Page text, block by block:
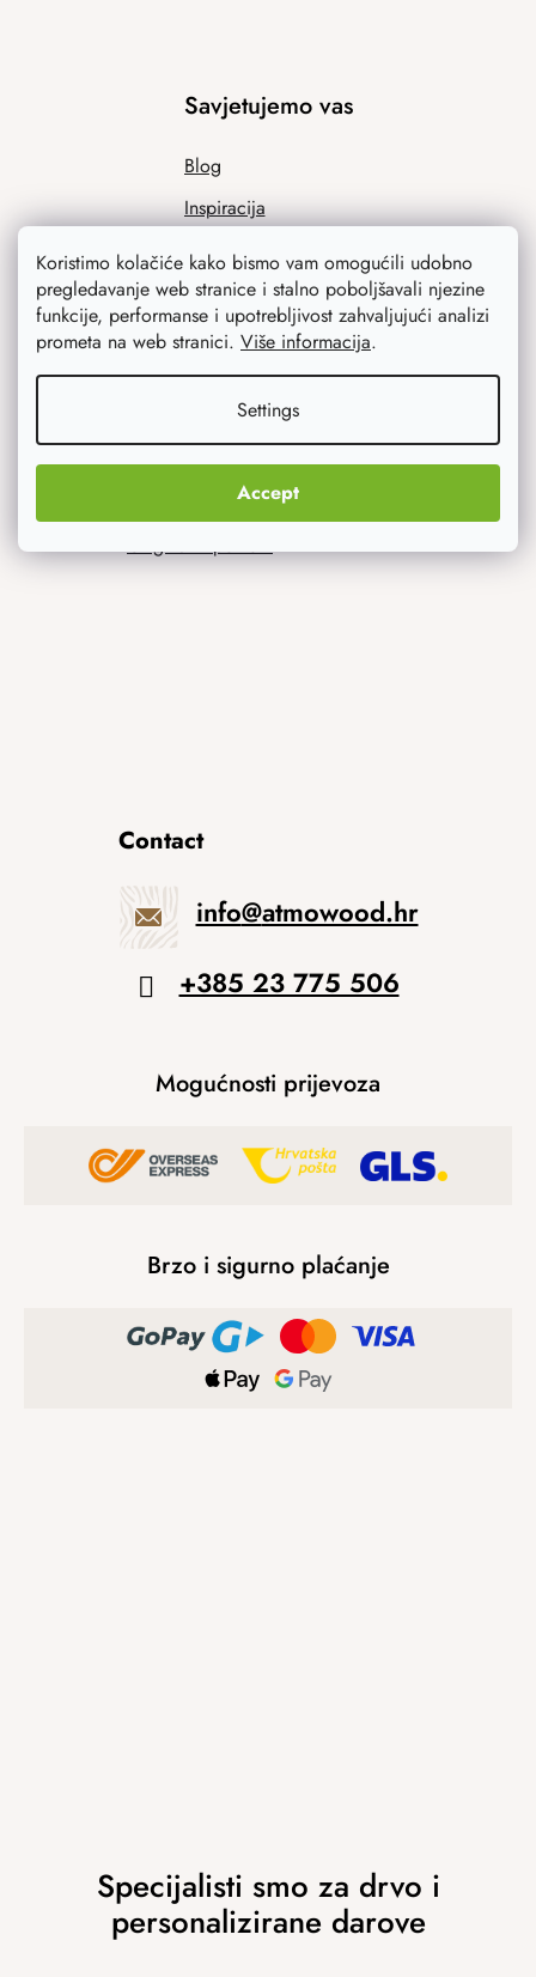
Koristimo kolačiće kako bismo vam omogućili udobno
pregledavanje web stranice i stalno poboljšavali njezine
funkcije, performanse i upotrebljivost zahvaljujući analizi
prometa na web stranici. Više informacija.
Settings
Accept
Savjetujemo vas
Blog
Inspiracija
Ono što vas najviše zanima
Originalni pokloni
Contact
info@atmowood.hr
+385 23 775 506
Mogućnosti prijevoza
Brzo i sigurno plaćanje